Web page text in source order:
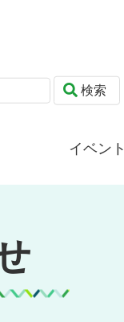
検索
イベント